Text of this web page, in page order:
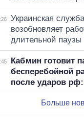
Украинская
возобновляет
длительной паузы
Кабмин готовит
бесперебойной
после ударов
Больше